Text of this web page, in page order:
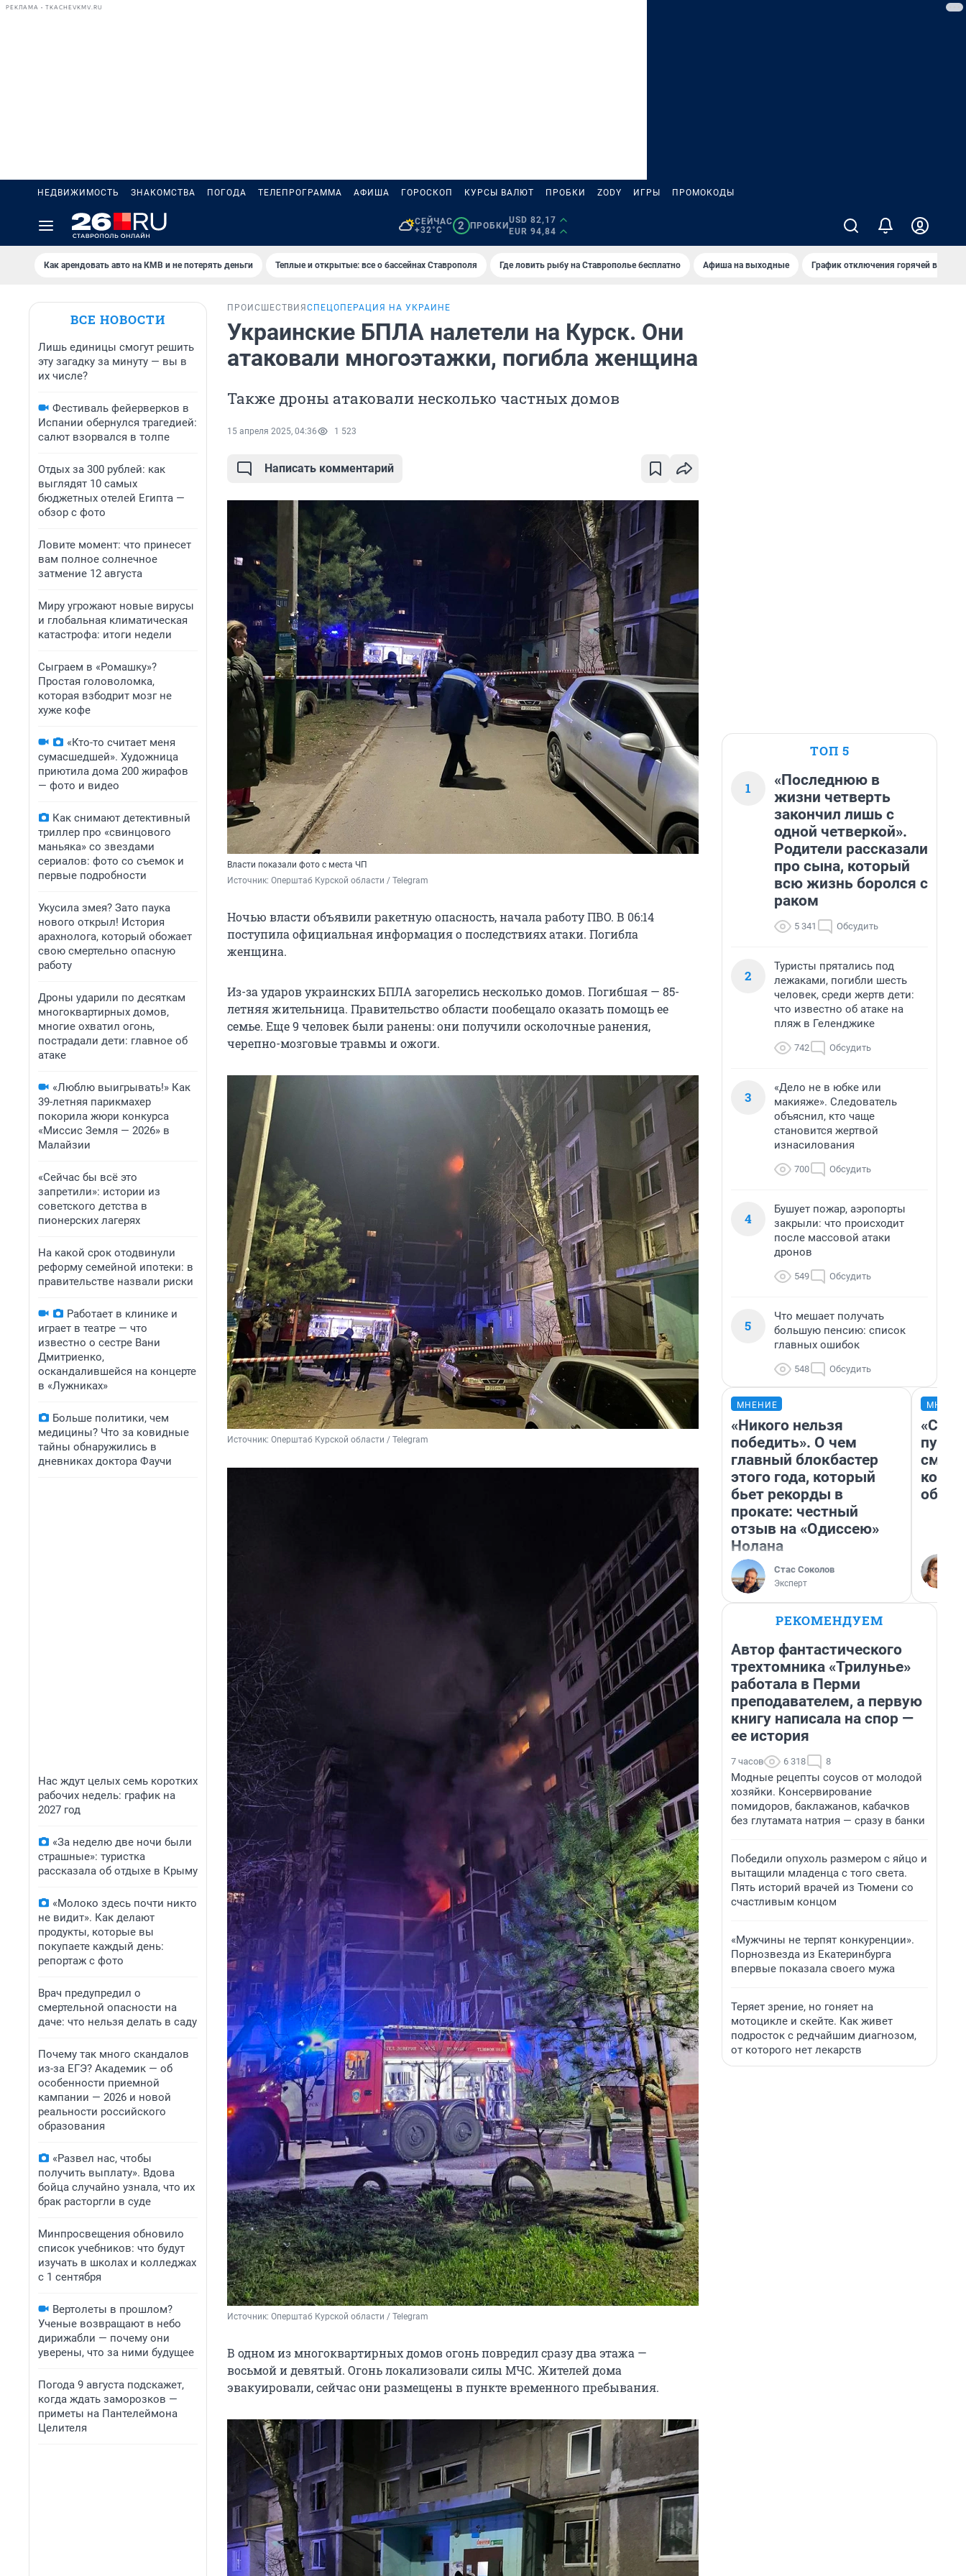
РЕКЛАМА • TKACHEVKMV.RU
НЕДВИЖИМОСТЬ ЗНАКОМСТВА ПОГОДА ТЕЛЕПРОГРАММА АФИША ГОРОСКОП КУРСЫ ВАЛЮТ ПРОБКИ ZODY ИГРЫ ПРОМОКОДЫ
СЕЙЧАС
+32°C
2 ПРОБКИ
USD 82,17
EUR 94,84
Как арендовать авто на КМВ и не потерять деньги Теплые и открытые: все о бассейнах Ставрополя Где ловить рыбу на Ставрополье бесплатно Афиша на выходные График отключения горячей воды в
ВСЕ НОВОСТИ
Лишь единицы смогут решить
эту загадку за минуту — вы в
их числе?
Фестиваль фейерверков в
Испании обернулся трагедией:
салют взорвался в толпе
Отдых за 300 рублей: как
выглядят 10 самых
бюджетных отелей Египта —
обзор с фото
Ловите момент: что принесет
вам полное солнечное
затмение 12 августа
Миру угрожают новые вирусы
и глобальная климатическая
катастрофа: итоги недели
Сыграем в «Ромашку»?
Простая головоломка,
которая взбодрит мозг не
хуже кофе
«Кто-то считает меня
сумасшедшей». Художница
приютила дома 200 жирафов
— фото и видео
Как снимают детективный
триллер про «свинцового
маньяка» со звездами
сериалов: фото со съемок и
первые подробности
Укусила змея? Зато паука
нового открыл! История
арахнолога, который обожает
свою смертельно опасную
работу
Дроны ударили по десяткам
многоквартирных домов,
многие охватил огонь,
пострадали дети: главное об
атаке
«Люблю выигрывать!» Как
39-летняя парикмахер
покорила жюри конкурса
«Миссис Земля — 2026» в
Малайзии
«Сейчас бы всё это
запретили»: истории из
советского детства в
пионерских лагерях
На какой срок отодвинули
реформу семейной ипотеки: в
правительстве назвали риски
Работает в клинике и
играет в театре — что
известно о сестре Вани
Дмитриенко,
оскандалившейся на концерте
в «Лужниках»
Больше политики, чем
медицины? Что за ковидные
тайны обнаружились в
дневниках доктора Фаучи
Нас ждут целых семь коротких
рабочих недель: график на
2027 год
«За неделю две ночи были
страшные»: туристка
рассказала об отдыхе в Крыму
«Молоко здесь почти никто
не видит». Как делают
продукты, которые вы
покупаете каждый день:
репортаж с фото
Врач предупредил о
смертельной опасности на
даче: что нельзя делать в саду
Почему так много скандалов
из-за ЕГЭ? Академик — об
особенности приемной
кампании — 2026 и новой
реальности российского
образования
«Развел нас, чтобы
получить выплату». Вдова
бойца случайно узнала, что их
брак расторгли в суде
Минпросвещения обновило
список учебников: что будут
изучать в школах и колледжах
с 1 сентября
Вертолеты в прошлом?
Ученые возвращают в небо
дирижабли — почему они
уверены, что за ними будущее
Погода 9 августа подскажет,
когда ждать заморозков —
приметы на Пантелеймона
Целителя
ПРОИСШЕСТВИЯ СПЕЦОПЕРАЦИЯ НА УКРАИНЕ
Украинские БПЛА налетели на Курск. Они
атаковали многоэтажки, погибла женщина
Также дроны атаковали несколько частных домов
15 апреля 2025, 04:36 1 523
Написать комментарий
Власти показали фото с места ЧП
Источник: Оперштаб Курской области / Telegram
Ночью власти объявили ракетную опасность, начала работу ПВО. В 06:14
поступила официальная информация о последствиях атаки. Погибла
женщина.
Из-за ударов украинских БПЛА загорелись несколько домов. Погибшая — 85-
летняя жительница. Правительство области пообещало оказать помощь ее
семье. Еще 9 человек были ранены: они получили осколочные ранения,
черепно-мозговые травмы и ожоги.
Источник: Оперштаб Курской области / Telegram
Источник: Оперштаб Курской области / Telegram
В одном из многоквартирных домов огонь повредил сразу два этажа —
восьмой и девятый. Огонь локализовали силы МЧС. Жителей дома
эвакуировали, сейчас они размещены в пункте временного пребывания.
ТОП 5
1
«Последнюю в
жизни четверть
закончил лишь с
одной четверкой».
Родители рассказали
про сына, который
всю жизнь боролся с
раком
5 341 Обсудить
2
Туристы прятались под
лежаками, погибли шесть
человек, среди жертв дети:
что известно об атаке на
пляж в Геленджике
742 Обсудить
3
«Дело не в юбке или
макияже». Следователь
объяснил, кто чаще
становится жертвой
изнасилования
700 Обсудить
4
Бушует пожар, аэропорты
закрыли: что происходит
после массовой атаки
дронов
549 Обсудить
5
Что мешает получать
большую пенсию: список
главных ошибок
548 Обсудить
МНЕНИЕ
«Никого нельзя
победить». О чем
главный блокбастер
этого года, который
бьет рекорды в
прокате: честный
отзыв на «Одиссею»
Нолана
Стас Соколов
Эксперт
РЕКОМЕНДУЕМ
Автор фантастического
трехтомника «Трилунье»
работала в Перми
преподавателем, а первую
книгу написала на спор —
ее история
7 часов 6 318 8
Модные рецепты соусов от молодой
хозяйки. Консервирование
помидоров, баклажанов, кабачков
без глутамата натрия — сразу в банки
Победили опухоль размером с яйцо и
вытащили младенца с того света.
Пять историй врачей из Тюмени со
счастливым концом
«Мужчины не терпят конкуренции».
Порнозвезда из Екатеринбурга
впервые показала своего мужа
Теряет зрение, но гоняет на
мотоцикле и скейте. Как живет
подросток с редчайшим диагнозом,
от которого нет лекарств